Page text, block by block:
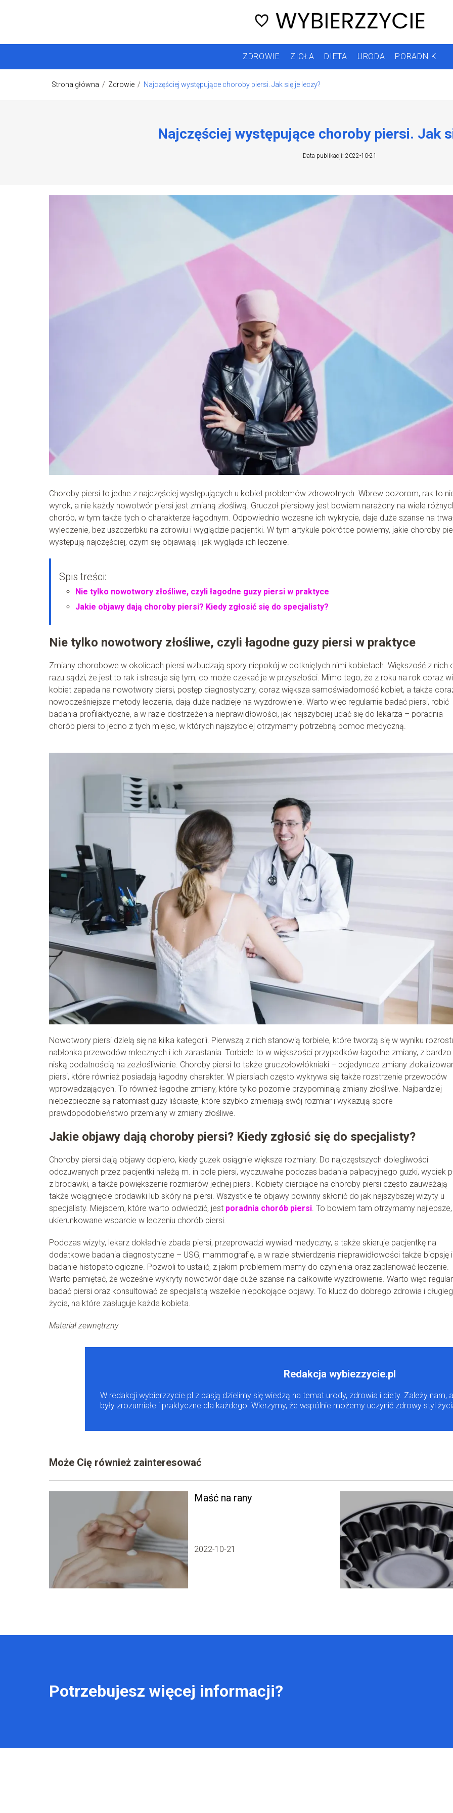
ZDROWIE ZIOŁA DIETA URODA PORADNIK
Strona główna / Zdrowie / Najczęściej występujące choroby piersi. Jak się je leczy?
Najczęściej występujące choroby piersi. Jak
Data publikacji: 2022-10-21
Choroby piersi to jedne z najczęściej występujących u kobiet problemów zdrowotnych. Wbrew pozorom, rak to
wyrok, a nie każdy nowotwór piersi jest zmianą złośliwą. Gruczoł piersiowy jest bowiem narażony na wiele
chorób, w tym także tych o charakterze łagodnym. Odpowiednio wczesne ich wykrycie, daje duże szanse na
wyleczenie, bez uszczerbku na zdrowiu i wyglądzie pacjentki. W tym artykule pokrótce powiemy, jakie choroby
występują najczęściej, czym się objawiają i jak wygląda ich leczenie.
Spis treści:
Nie tylko nowotwory złośliwe, czyli łagodne guzy piersi w praktyce
Jakie objawy dają choroby piersi? Kiedy zgłosić się do specjalisty?
Nie tylko nowotwory złośliwe, czyli łagodne guzy piersi w praktyce
Zmiany chorobowe w okolicach piersi wzbudzają spory niepokój w dotkniętych nimi kobietach. Większość z nich
razu sądzi, że jest to rak i stresuje się tym, co może czekać je w przyszłości. Mimo tego, że z roku na rok coraz
kobiet zapada na nowotwory piersi, postęp diagnostyczny, coraz większa samoświadomość kobiet, a także
nowocześniejsze metody leczenia, dają duże nadzieje na wyzdrowienie. Warto więc regularnie badać piersi, robić
badania profilaktyczne, a w razie dostrzeżenia nieprawidłowości, jak najszybciej udać się do lekarza – poradnia
chorób piersi to jedno z tych miejsc, w których najszybciej otrzymamy potrzebną pomoc medyczną.
Nowotwory piersi dzielą się na kilka kategorii. Pierwszą z nich stanowią torbiele, które tworzą się w wyniku
nabłonka przewodów mlecznych i ich zarastania. Torbiele to w większości przypadków łagodne zmiany, z bardzo
niską podatnością na zezłośliwienie. Choroby piersi to także gruczołowłókniaki – pojedyncze zmiany
piersi, które również posiadają łagodny charakter. W piersiach często wykrywa się także rozstrzenie przewodów
wprowadzających. To również łagodne zmiany, które tylko pozornie przypominają zmiany złośliwe. Najbardziej
niebezpieczne są natomiast guzy liściaste, które szybko zmieniają swój rozmiar i wykazują spore
prawdopodobieństwo przemiany w zmiany złośliwe.
Jakie objawy dają choroby piersi? Kiedy zgłosić się do specjalisty?
Choroby piersi dają objawy dopiero, kiedy guzek osiągnie większe rozmiary. Do najczęstszych dolegliwości
odczuwanych przez pacjentki należą m. in bole piersi, wyczuwalne podczas badania palpacyjnego guzki, wyciek
z brodawki, a także powiększenie rozmiarów jednej piersi. Kobiety cierpiące na choroby piersi często zauważają
także wciągnięcie brodawki lub skóry na piersi. Wszystkie te objawy powinny skłonić do jak najszybszej wizyty u
specjalisty. Miejscem, które warto odwiedzić, jest poradnia chorób piersi . To bowiem tam otrzymamy najlepsze,
ukierunkowane wsparcie w leczeniu chorób piersi.
Podczas wizyty, lekarz dokładnie zbada piersi, przeprowadzi wywiad medyczny, a także skieruje pacjentkę na
dodatkowe badania diagnostyczne – USG, mammografię, a w razie stwierdzenia nieprawidłowości także biopsję i
badanie histopatologiczne. Pozwoli to ustalić, z jakim problemem mamy do czynienia oraz zaplanować leczenie.
Warto pamiętać, że wcześnie wykryty nowotwór daje duże szanse na całkowite wyzdrowienie. Warto więc
badać piersi oraz konsultować ze specjalistą wszelkie niepokojące objawy. To klucz do dobrego zdrowia i
życia, na które zasługuje każda kobieta.
Materiał zewnętrzny
Redakcja wybiezzycie.pl
W redakcji wybierzzycie.pl z pasją dzielimy się wiedzą na temat urody, zdrowia i diety. Zależy nam,
były zrozumiałe i praktyczne dla każdego. Wierzymy, że wspólnie możemy uczynić zdrowy styl
Może Cię również zainteresować
Maść na rany
2022-10-21
Potrzebujesz więcej informacji?